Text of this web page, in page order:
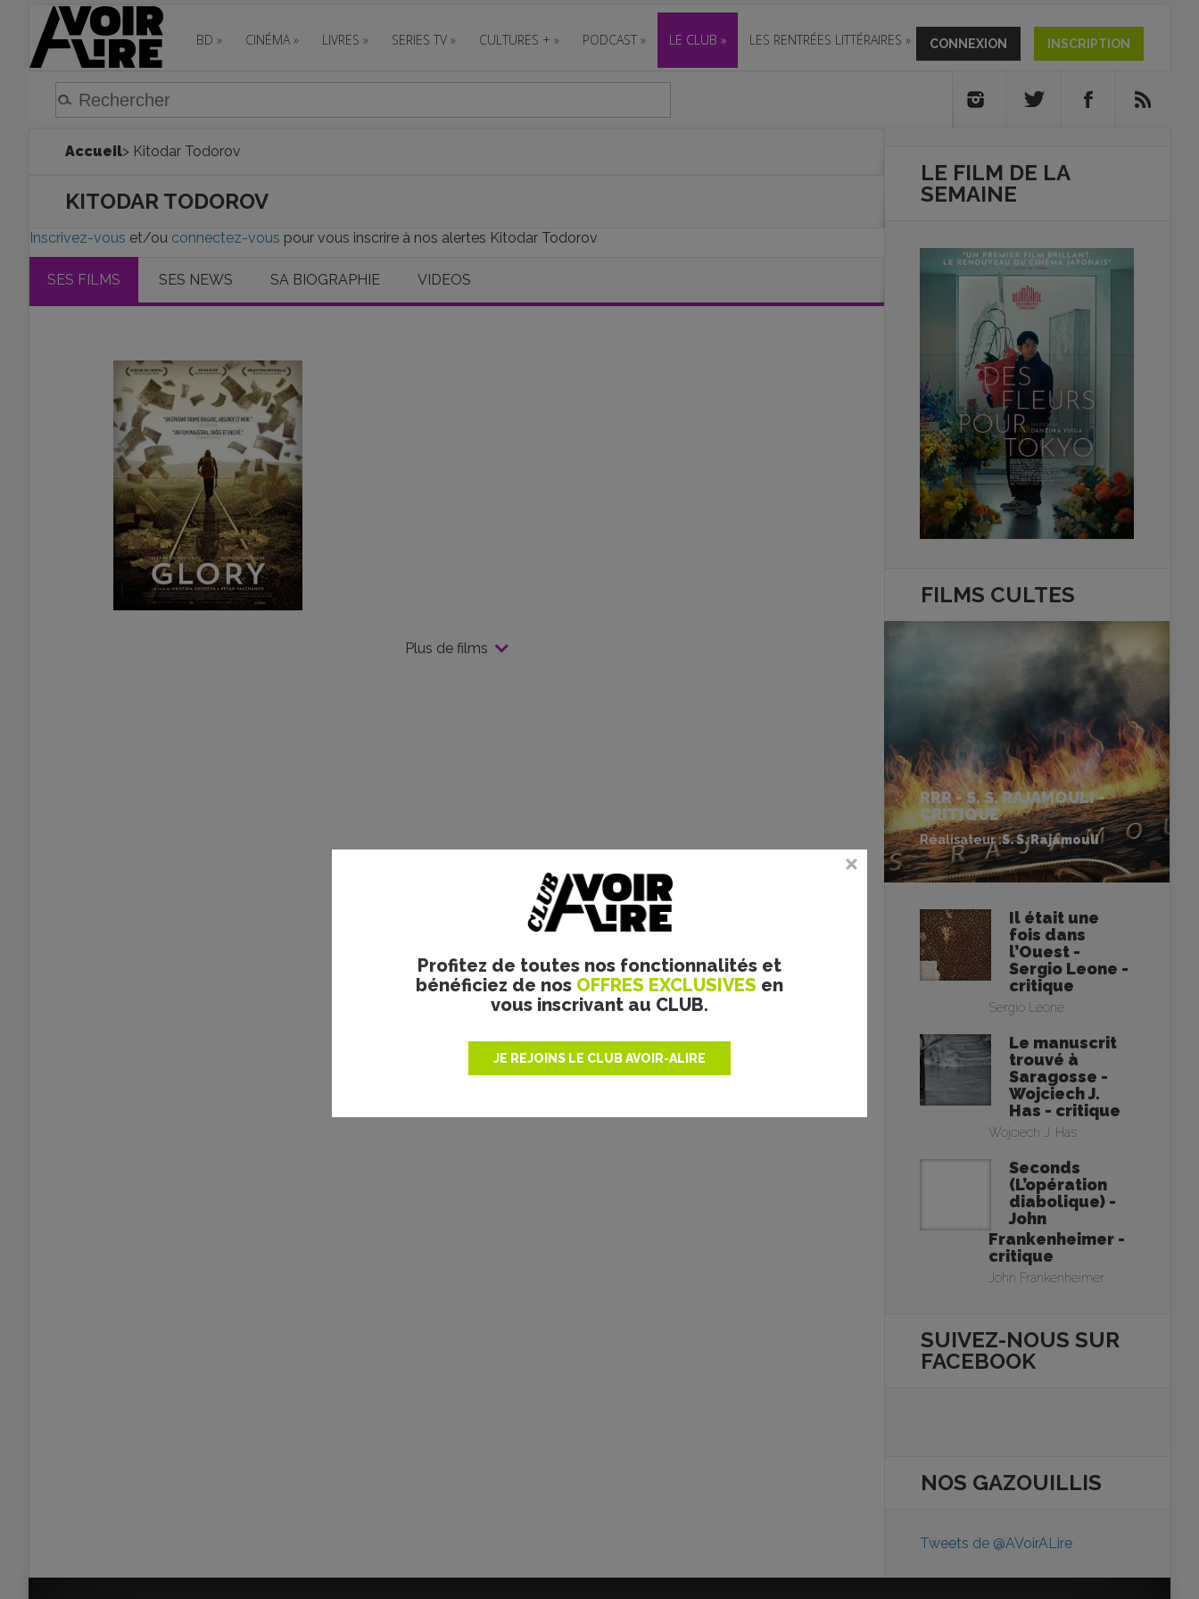
BD » CINÉMA » LIVRES » SERIES TV » CULTURES + » PODCAST » LE CLUB » LES RENTRÉES LITTÉRAIRES » CONNEXION INSCRIPTION
Profitez de toutes nos fonctionnalités et
bénéficiez de nos OFFRES EXCLUSIVES en
vous inscrivant au CLUB.
JE REJOINS LE CLUB AVOIR-ALIRE
Accueil> Kitodar Todorov
KITODAR TODOROV
Inscrivez-vous et/ou connectez-vous pour vous inscrire à nos alertes Kitodar Todorov
SES FILMS SES NEWS SA BIOGRAPHIE VIDEOS
Plus de films
LE FILM DE LA
SEMAINE
FILMS CULTES
RRR - S. S. RAJAMOULI -
CRITIQUE
Réalisateur :S. S. Rajamouli
Il était une
fois dans
l’Ouest -
Sergio Leone -
critique
Sergio Leone
Le manuscrit
trouvé à
Saragosse -
Wojciech J.
Has - critique
Wojciech J. Has
Seconds
(L’opération
diabolique) -
John
Frankenheimer -
critique
John Frankenheimer
SUIVEZ-NOUS SUR
FACEBOOK
NOS GAZOUILLIS
Tweets de @AVoirALire